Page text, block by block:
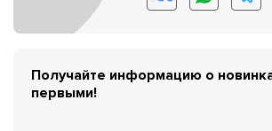
Получайте информацию о
первыми!